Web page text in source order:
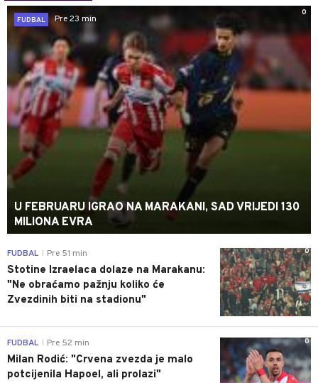
0
FUDBAL
Pre 23 min
U FEBRUARU IGRAO NA MARAKANI, SAD VRIJEDI 130
MILIONA EVRA
0
FUDBAL Pre 51 min
Stotine Izraelaca dolaze na Marakanu:
"Ne obraćamo pažnju koliko će
Zvezdinih biti na stadionu"
0
FUDBAL Pre 52 min
Milan Rodić: "Crvena zvezda je malo
potcijenila Hapoel, ali prolazi"